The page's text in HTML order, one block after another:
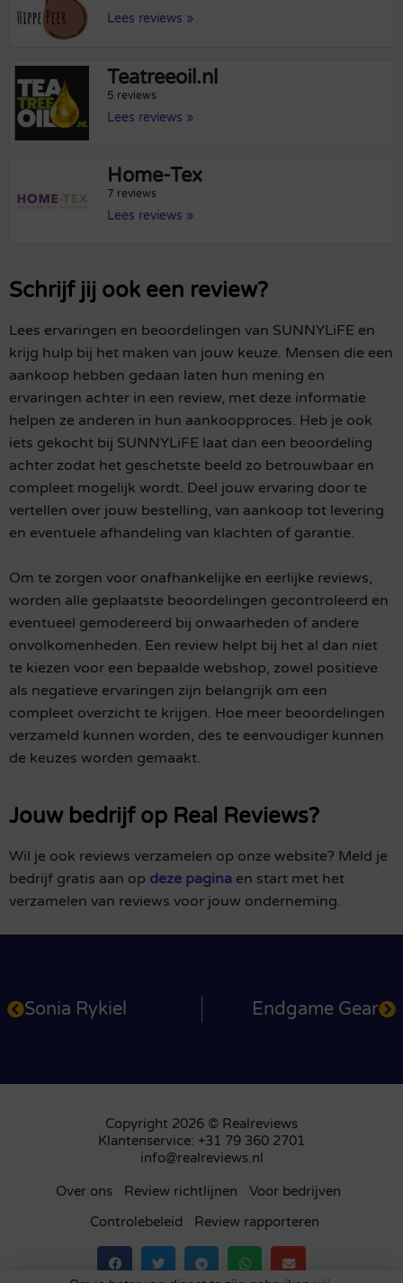
Lees reviews »
Teatreeoil.nl
5 reviews
Lees reviews »
Home-Tex
7 reviews
Lees reviews »
Schrijf jij ook een review?
Lees ervaringen en beoordelingen van SUNNYLiFE en
krijg hulp bij het maken van jouw keuze. Mensen die een
aankoop hebben gedaan laten hun mening en
ervaringen achter in een review, met deze informatie
helpen ze anderen in hun aankoopproces. Heb je ook
iets gekocht bij SUNNYLiFE laat dan een beoordeling
achter zodat het geschetste beeld zo betrouwbaar en
compleet mogelijk wordt. Deel jouw ervaring door te
vertellen over jouw bestelling, van aankoop tot levering
en eventuele afhandeling van klachten of garantie.
Om te zorgen voor onafhankelijke en eerlijke reviews,
worden alle geplaatste beoordelingen gecontroleerd en
eventueel gemodereerd bij onwaarheden of andere
onvolkomenheden. Een review helpt bij het al dan niet
te kiezen voor een bepaalde webshop, zowel positieve
als negatieve ervaringen zijn belangrijk om een
compleet overzicht te krijgen. Hoe meer beoordelingen
verzameld kunnen worden, des te eenvoudiger kunnen
de keuzes worden gemaakt.
Jouw bedrijf op Real Reviews?
Wil je ook reviews verzamelen op onze website? Meld je
bedrijf gratis aan op deze pagina en start met het
verzamelen van reviews voor jouw onderneming.
Sonia Rykiel Endgame Gear
Copyright 2026 © Realreviews
Klantenservice: +31 79 360 2701
info@realreviews.nl
Over ons Review richtlijnen
Voor bedrijven
Controlebeleid
Review rapporteren